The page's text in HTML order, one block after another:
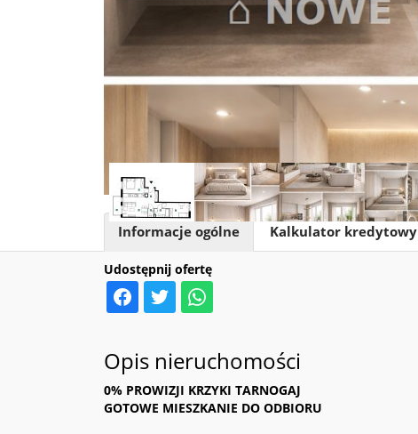
Udostępnij ofertę
Informacje ogólne Kalkulator kredytowy
Opis nieruchomości
0% PROWIZJI KRZYKI TARNOGAJ
GOTOWE MIESZKANIE DO ODBIORU